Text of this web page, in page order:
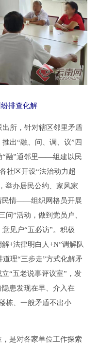
排查化解
所，针对辖区邻里矛盾
出“融、问、调、议”四
“融”通邻里——组建以民
社区开设“法治动力超
举办居民公约、家风家
民情——组织网格员开展
问”活动，做到党员户、
见户“五必访”。积极
+法律明白人+N”调解队
理“三步走”方式化解矛
“五老说事评议室”，发
患发现在早、介入在
栋、一般矛盾不出小
是对各家单位工作探索